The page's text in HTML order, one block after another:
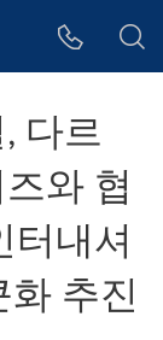
다르
와 협
터내셔
추진